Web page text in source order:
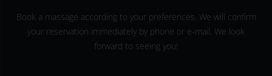
Book a massage according to your preferences. We will confirm
your reservation immediately by phone or e-mail. We look
forward to seeing you!